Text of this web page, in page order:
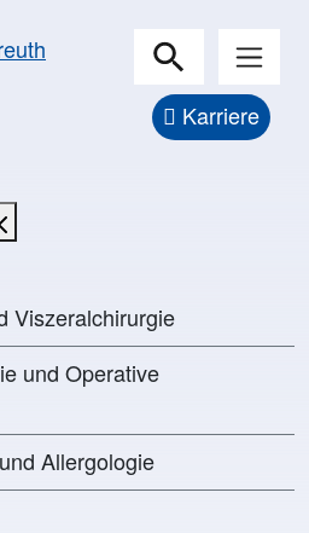
Karriere
Viszeralchirurgie
und Operative
Allergologie